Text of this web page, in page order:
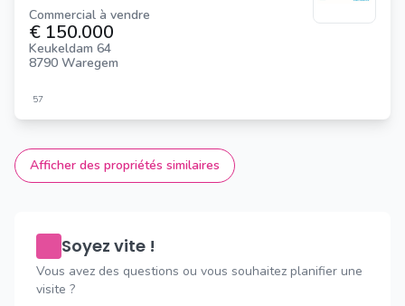
Commercial à vendre
€ 150.000
Keukeldam 64
8790 Waregem
57
Afficher des propriétés similaires
Soyez vite !
Vous avez des questions ou vous souhaitez planifier une
visite ?